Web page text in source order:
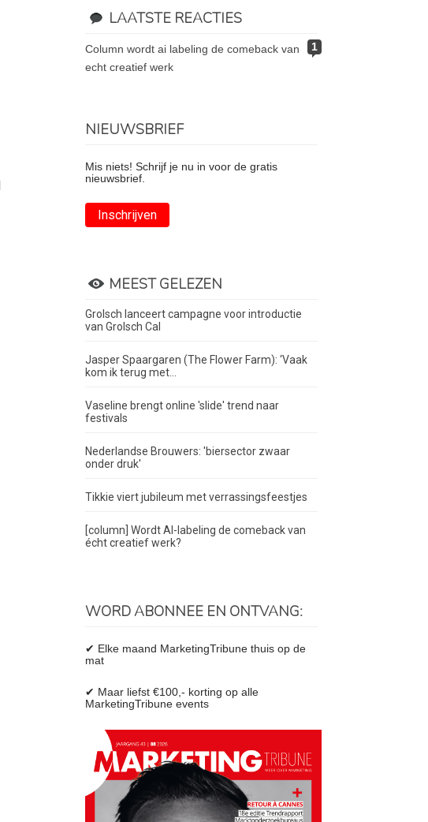
LAATSTE REACTIES
1
column wordt ai labeling de comeback van
echt creatief werk
NIEUWSBRIEF
Mis niets! Schrijf je nu in voor de gratis
nieuwsbrief.
Inschrijven
MEEST GELEZEN
Grolsch lanceert campagne voor introductie
van Grolsch Cal
Jasper Spaargaren (The Flower Farm): ‘Vaak
kom ik terug met...
Vaseline brengt online 'slide' trend naar
festivals
Nederlandse Brouwers: 'biersector zwaar
onder druk'
Tikkie viert jubileum met verrassingsfeestjes
[column] Wordt AI-labeling de comeback van
écht creatief werk?
WORD ABONNEE EN ONTVANG:
✔ Elke maand MarketingTribune thuis op de
mat
✔ Maar liefst €100,- korting op alle
MarketingTribune events